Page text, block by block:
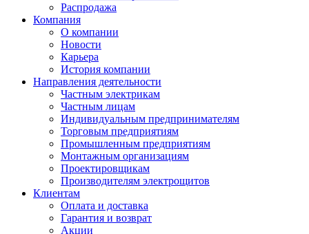
Распродажа
Компания
О компании
Новости
Карьера
История компании
Направления деятельности
Частным электрикам
Частным лицам
Индивидуальным предпринимателям
Торговым предприятиям
Промышленным предприятиям
Монтажным организациям
Проектировщикам
Производителям электрощитов
Клиентам
Оплата и доставка
Гарантия и возврат
Акции